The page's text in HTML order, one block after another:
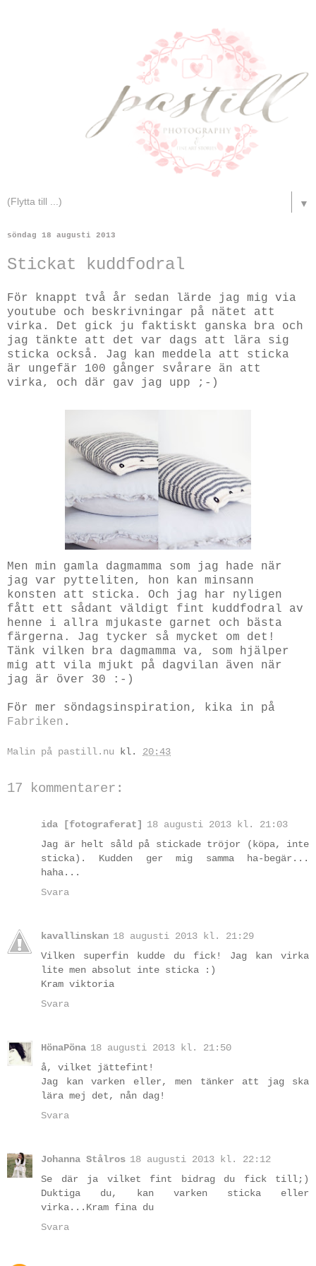
▼
söndag 18 augusti 2013
Stickat kuddfodral
För knappt två år sedan lärde jag mig via
youtube och beskrivningar på nätet att
virka. Det gick ju faktiskt ganska bra och
jag tänkte att det var dags att lära sig
sticka också. Jag kan meddela att sticka
är ungefär 100 gånger svårare än att
virka, och där gav jag upp ;-)
Men min gamla dagmamma som jag hade när
jag var pytteliten, hon kan minsann
konsten att sticka. Och jag har nyligen
fått ett sådant väldigt fint kuddfodral av
henne i allra mjukaste garnet och bästa
färgerna. Jag tycker så mycket om det!
Tänk vilken bra dagmamma va, som hjälper
mig att vila mjukt på dagvilan även när
jag är över 30 :-)
För mer söndagsinspiration, kika in på
Fabriken .
Malin på pastill.nu kl. 20:43
17 kommentarer:
ida [fotograferat]
18 augusti 2013 kl. 21:03
Jag är helt såld på stickade tröjor (köpa, inte
sticka). Kudden ger mig samma ha-begär...
haha...
Svara
kavallinskan 18 augusti 2013 kl. 21:29
Vilken superfin kudde du fick! Jag kan virka
lite men absolut inte sticka :)
Kram viktoria
Svara
HönaPöna 18 augusti 2013 kl. 21:50
å, vilket jättefint!
Jag kan varken eller, men tänker att jag ska
lära mej det, nån dag!
Svara
Johanna Stålros 18 augusti 2013 kl. 22:12
Se där ja vilket fint bidrag du fick till;)
Duktiga du, kan varken sticka eller
virka...Kram fina du
Svara